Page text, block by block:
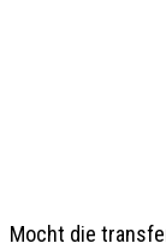
Mocht die